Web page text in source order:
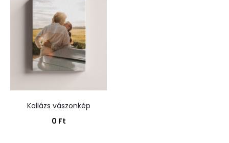
Kollázs vászonkép
0 Ft